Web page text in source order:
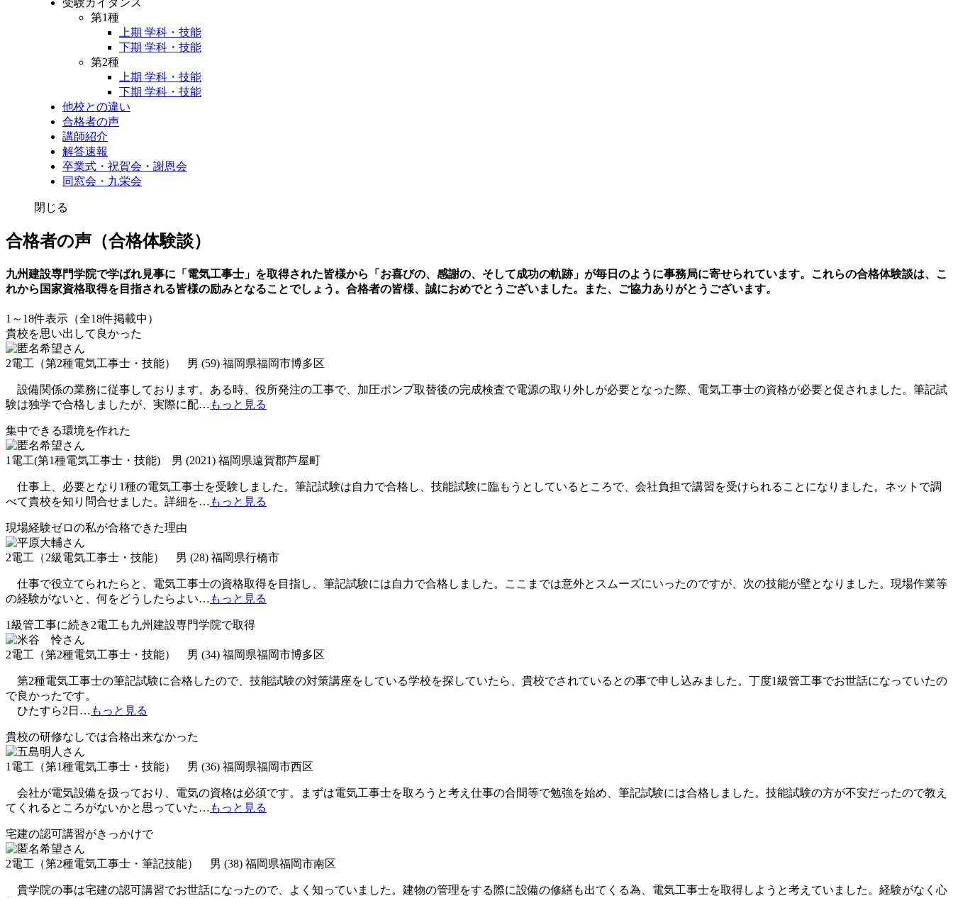
第1種
上期 学科・技能
下期 学科・技能
第2種
上期 学科・技能
下期 学科・技能
他校との違い
合格者の声
講師紹介
解答速報
卒業式・祝賀会・謝恩会
同窓会・九栄会
閉じる
合格者の声（合格体験談）
九州建設専門学院で学ばれ見事に「電気工事士」を取得された皆様から「お喜びの、感謝の、そして成功の軌跡」が毎日のように事務局に寄せられています。これらの合格体験談は、こ
れから国家資格取得を目指される皆様の励みとなることでしょう。合格者の皆様、誠におめでとうございました。また、ご協力ありがとうございます。
1～18件表示（全18件掲載中）
貴校を思い出して良かった
2電工（第2種電気工事士・技能） 男 (59) 福岡県福岡市博多区
設備関係の業務に従事しております。ある時、役所発注の工事で、加圧ポンプ取替後の完成検査で電源の取り外しが必要となった際、電気工事士の資格が必要と促されました。筆記試
験は独学で合格しましたが、実際に配… もっと見る
集中できる環境を作れた
1電工(第1種電気工事士・技能) 男 (2021) 福岡県遠賀郡芦屋町
仕事上、必要となり1種の電気工事士を受験しました。筆記試験は自力で合格し、技能試験に臨もうとしているところで、会社負担で講習を受けられることになりました。ネットで調
べて貴校を知り問合せました。詳細を… もっと見る
現場経験ゼロの私が合格できた理由
2電工（2級電気工事士・技能） 男 (28) 福岡県行橋市
仕事で役立てられたらと、電気工事士の資格取得を目指し、筆記試験には自力で合格しました。ここまでは意外とスムーズにいったのですが、次の技能が壁となりました。現場作業等
の経験がないと、何をどうしたらよい… もっと見る
1級管工事に続き2電工も九州建設専門学院で取得
2電工（第2種電気工事士・技能） 男 (34) 福岡県福岡市博多区
第2種電気工事士の筆記試験に合格したので、技能試験の対策講座をしている学校を探していたら、貴校でされているとの事で申し込みました。丁度1級管工事でお世話になっていたの
で良かったです。
ひたすら2日 … もっと見る
貴校の研修なしでは合格出来なかった
1電工（第1種電気工事士・技能） 男 (36) 福岡県福岡市西区
会社が電気設備を扱っており、電気の資格は必須です。まずは電気工事士を取ろうと考え仕事の合間等で勉強を始め、筆記試験には合格しました。技能試験の方が不安だったので教え
てくれるところがないかと思っていた… もっと見る
宅建の認可講習がきっかけで
2電工（第2種電気工事士・筆記技能） 男 (38) 福岡県福岡市南区
貴学院の事は宅建の認可講習でお世話になったので、よく知っていました。建物の管理をする際に設備の修繕も出てくる為、電気工事士を取得しようと考えていました。経験がなく心